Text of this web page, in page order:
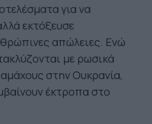
για να
εκτόξευσε
απώλειες. Ενώ
με ρωσικά
στην Ουκρανία,
έκτροπα στο